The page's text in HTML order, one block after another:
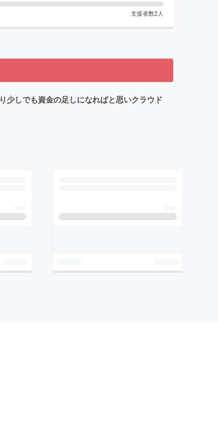
支援者数2 人
少しでも資金の足しになればと思いクラウド